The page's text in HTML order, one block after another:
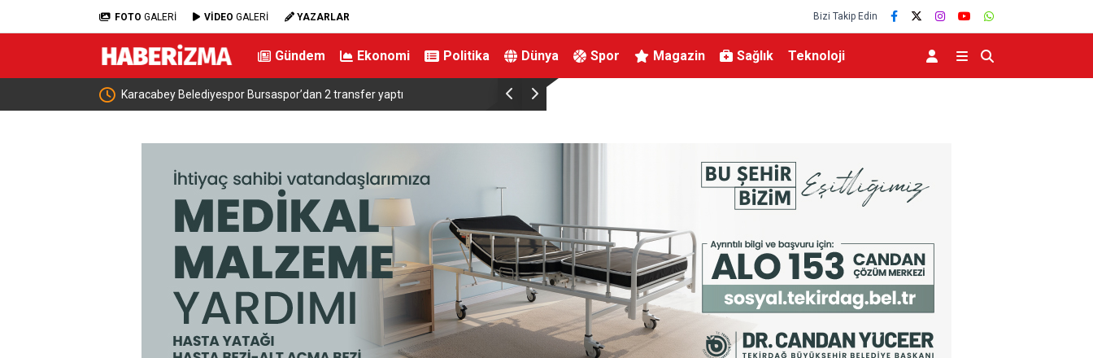
FOTO GALERİ VİDEO GALERİ YAZARLAR Bizi Takip Edin
Gündem Ekonomi Politika Dünya Spor Magazin Sağlık Teknoloji
Bursa’dan dünyanın dört bir yanına klasik araç: Dünyada sayılı kalan Kahramanmaraş’ta Ağustos Fuarında Funda Arar konseri